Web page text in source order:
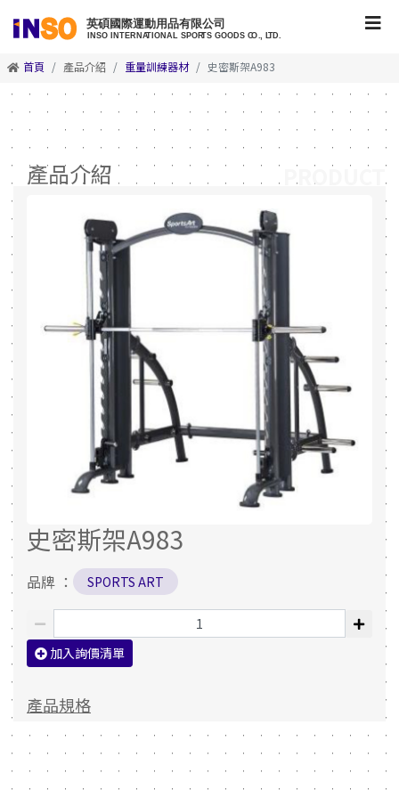
首頁 產品介紹 重量訓練器材 史密斯架A983
產品介紹
史密斯架A983
品牌 ： SPORTS ART
加入詢價清單
產品規格
PRODUCT